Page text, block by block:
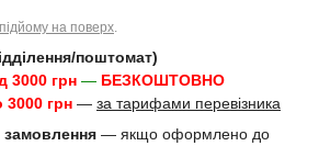
на поверх.
поштомат)
3000 грн — БЕЗКОШТОВНО
3000 грн — за тарифами перевізника
замовлення — якщо оформлено до